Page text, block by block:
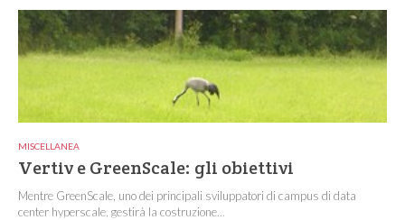
MISCELLANEA
Vertiv e GreenScale: gli obiettivi
Mentre GreenScale, uno dei principali sviluppatori di campus di data
center hyperscale, gestirà la costruzione...